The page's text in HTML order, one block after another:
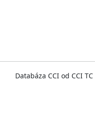
Databáza CCI od CCI TC